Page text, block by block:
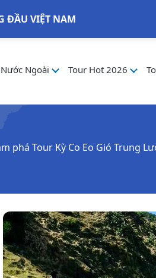
ĐẦU VIỆT NAM
Ngoài Tour Hot 2026
phá Tour Kỳ Co Eo Gió Trung